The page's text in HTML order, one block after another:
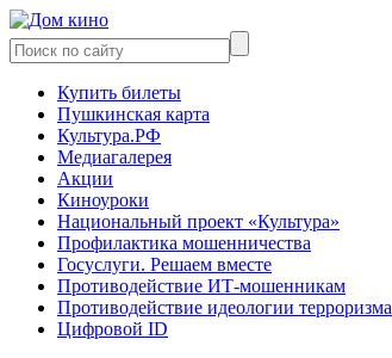
Купить билеты
Пушкинская карта
Культура.РФ
Медиагалерея
Акции
Киноуроки
Национальный проект «Культура»
Профилактика мошенничества
Госуслуги. Решаем вместе
Противодействие ИТ-мошенникам
Противодействие идеологии терроризма
Цифровой ID